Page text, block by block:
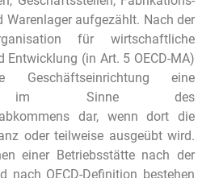
Warenlager aufgezählt. Nach der
für wirtschaftliche
Entwicklung (in Art. 5 OECD-MA)
eine
im Sinne des
dar, wenn dort die
oder teilweise ausgeübt wird.
einer Betriebsstätte nach der
nach OECD-Definition bestehen